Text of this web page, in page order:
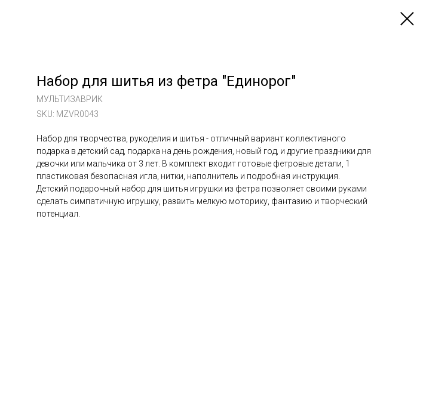
Набор для шитья из фетра "Единорог"
МУЛЬТИЗАВРИК
SKU: MZVR0043
Набор для творчества, рукоделия и шитья - отличный вариант коллективного
подарка в детский сад, подарка на день рождения, новый год, и другие праздники для
девочки или мальчика от 3 лет. В комплект входит готовые фетровые детали, 1
пластиковая безопасная игла, нитки, наполнитель и подробная инструкция.
Детский подарочный набор для шитья игрушки из фетра позволяет своими руками
сделать симпатичную игрушку, развить мелкую моторику, фантазию и творческий
потенциал.